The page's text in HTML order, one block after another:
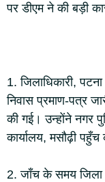
पर डीएम ने की बड़ी
1. जिलाधिकारी, पटना
निवास प्रमाण-पत्र
की गई। उन्होंने नगर
कार्यालय, मसौढ़ी
2. जाँच के समय जिला